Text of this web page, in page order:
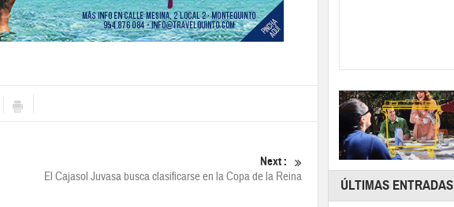
Next :
El Cajasol Juvasa busca clasificarse en la Copa de la Reina ÚLTIMAS ENTRADAS